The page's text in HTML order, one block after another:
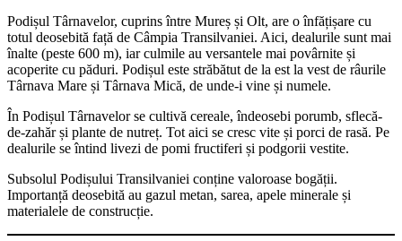
Podișul Târnavelor, cuprins între Mureș și Olt, are o înfățișare cu
totul deosebită față de Câmpia Transilvaniei. Aici, dealurile sunt mai
înalte (peste 600 m), iar culmile au versantele mai povârnite și
acoperite cu păduri. Podișul este străbătut de la est la vest de râurile
Târnava Mare și Târnava Mică, de unde-i vine și numele.
În Podișul Târnavelor se cultivă cereale, îndeosebi porumb, sflecă-
de-zahăr și plante de nutreț. Tot aici se cresc vite și porci de rasă. Pe
dealurile se întind livezi de pomi fructiferi și podgorii vestite.
Subsolul Podișului Transilvaniei conține valoroase bogății.
Importanță deosebită au gazul metan, sarea, apele minerale și
materialele de construcție.